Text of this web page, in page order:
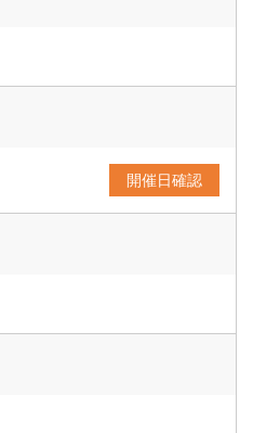
開催日確認